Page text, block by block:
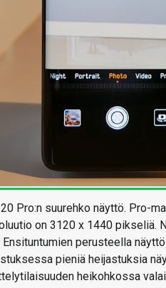
Pro:n suurehko näyttö. Pro-
on 3120 x 1440 pikseliä.
perusteella
pieniä heijastuksia
heikohkossa